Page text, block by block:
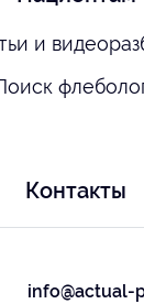
и
Контакты
info@actual-